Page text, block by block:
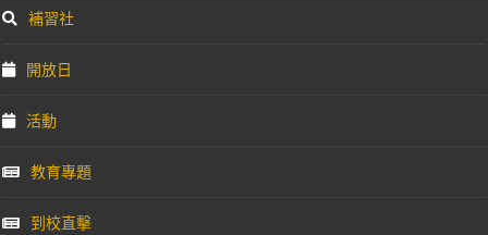
補習社
開放日
活動
教育專題
到校直擊